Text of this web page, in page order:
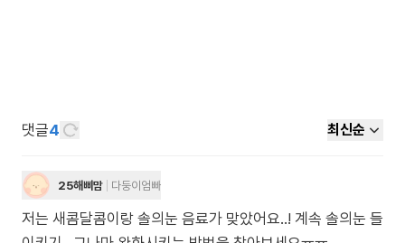
댓글4 최신순
25해삐맘 다둥이엄빠
저는 새콤달콤이랑 솔의눈 음료가 맞았어요..! 계속 솔의눈 들